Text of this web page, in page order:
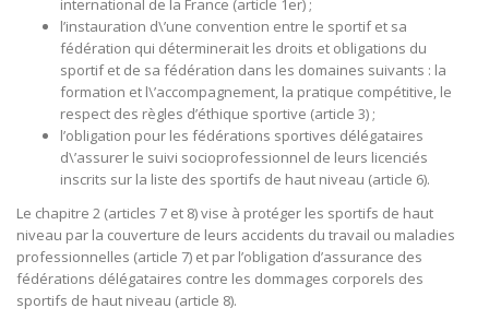
international de la France (article 1er) ;
l’instauration d\’une convention entre le sportif et sa
fédération qui déterminerait les droits et obligations du
sportif et de sa fédération dans les domaines suivants : la
formation et l\’accompagnement, la pratique compétitive, le
respect des règles d’éthique sportive (article 3) ;
l’obligation pour les fédérations sportives délégataires
d\’assurer le suivi socioprofessionnel de leurs licenciés
inscrits sur la liste des sportifs de haut niveau (article 6).
Le chapitre 2 (articles 7 et 8) vise à protéger les sportifs de haut
niveau par la couverture de leurs accidents du travail ou maladies
professionnelles (article 7) et par l’obligation d’assurance des
fédérations délégataires contre les dommages corporels des
sportifs de haut niveau (article 8).